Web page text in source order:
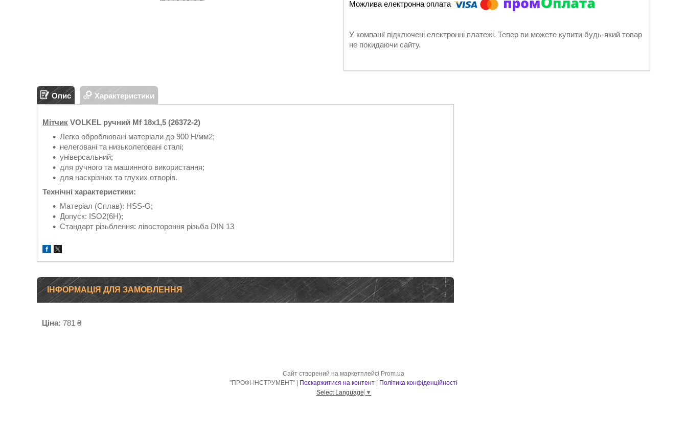
У компанії підключені електронні платежі. Тепер ви можете купити будь-який товар
не покидаючи сайту.
Опис Характеристики
Мітчик VOLKEL ручний Мf 18х1,5 (26372-2)
Легко оброблювані матеріали до 900 Н/мм2;
нелеговані та низьколеговані сталі;
універсальний;
для ручного та машинного використання;
для наскрізних та глухих отворів.
Технічні характеристики:
Матеріал (Сплав): HSS-G;
Допуск: ISO2(6H);
Стандарт різьблення: лівостороння різьба DIN 13
ІНФОРМАЦІЯ ДЛЯ ЗАМОВЛЕННЯ
Ціна: 781 ₴
Сайт створений на маркетплейсі Prom.ua
Поскаржитися на контент
Політика конфіденційності
Select Language ▼